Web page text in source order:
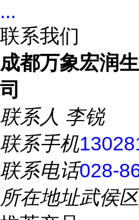
...
联系我们
成都万象宏润
司
联系人 李锐
联系手机
联系电话028-
所在地址武侯